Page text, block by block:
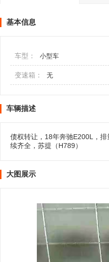
基本信息
车型： 小型车
变速箱： 无
车辆描述
债权转让，18年奔驰E200L，
续齐全，苏提（H789）
大图展示